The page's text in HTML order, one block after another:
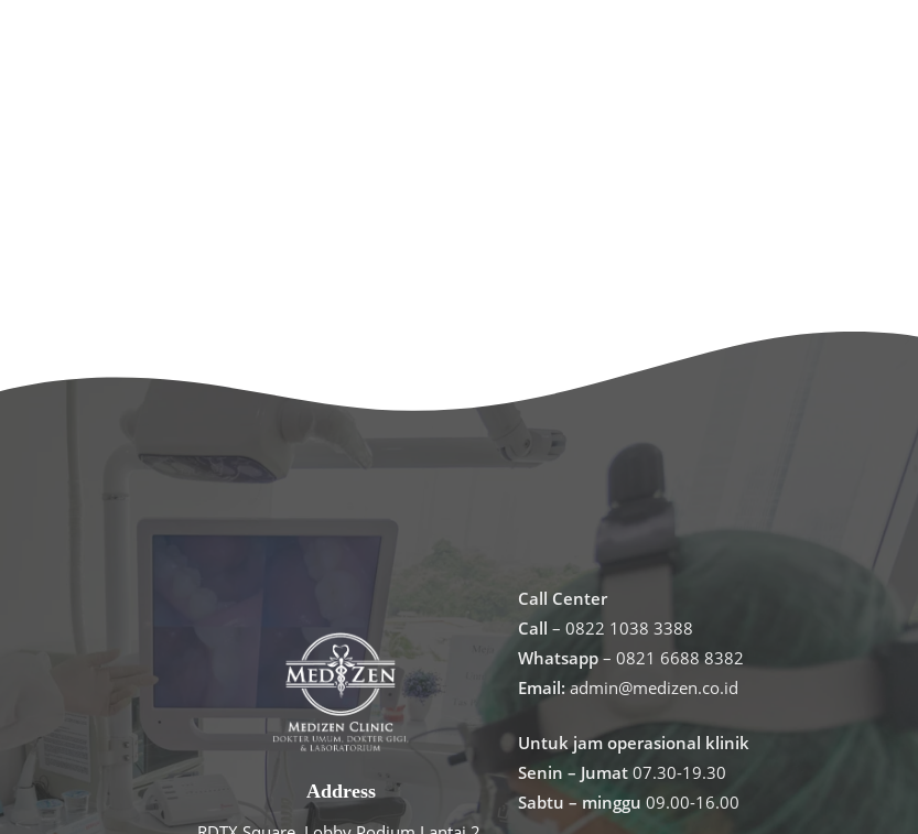
Address
Call Center
Call – 0822 1038 3388
Whatsapp– 0821 6688 8382
Email:admin@medizen.co.id
Untuk jam operasional klinik
Senin – Jumat 07.30-19.30
Sabtu – minggu 09.00-16.00